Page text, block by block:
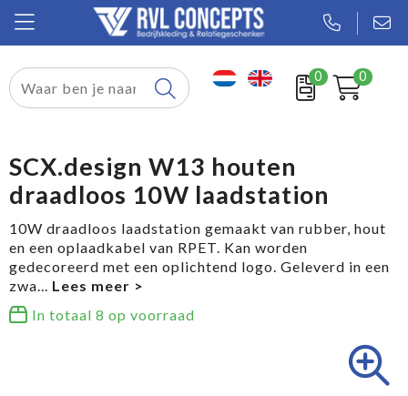
0 0
Relatiegeschenken
Tassen
Sport
Werkkleding
SCX.design W13 houten
draadloos 10W laadstation
10W draadloos laadstation gemaakt van rubber, hout
en een oplaadkabel van RPET. Kan worden
gedecoreerd met een oplichtend logo. Geleverd in een
zwa...
In totaal 8 op voorraad